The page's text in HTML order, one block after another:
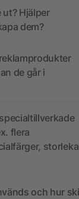
Hjälper
dem?
de går i
flera
och hur